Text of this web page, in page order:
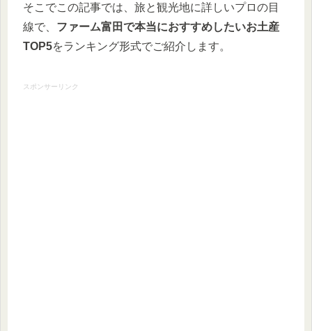
そこでこの記事では、旅と観光地に詳しいプロの目
線で、 ファーム富田で本当におすすめしたいお土産
TOP5をランキング形式でご紹介します。
スポンサーリンク